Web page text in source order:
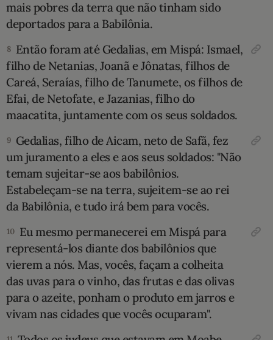
mais pobres da terra que não tinham sido
deportados para a Babilônia.
8 Então foram até Gedalias, em Mispá: Ismael,
filho de Netanias, Joanã e Jôna­tas, filhos de
Careá, Seraías, filho de Tanumete, os filhos de
Efai, de Netofate, e Jazanias, filho do
maacatita, juntamente com os seus soldados.
9 Gedalias, filho de Aicam, neto de Safã, fez
um juramento a eles e aos seus soldados: "Não
temam sujeitar-se aos babilônios.
Estabeleçam-se na terra, sujeitem-se ao rei
da Babilônia, e tudo irá bem para vocês.
10 Eu mesmo permanecerei em Mispá para
representá-los diante dos babilônios que
vierem a nós. Mas, vocês, façam a colheita
das uvas para o vinho, das frutas e das olivas
para o azeite, ponham o produto em jarros e
vivam nas cidades que vocês ocuparam".